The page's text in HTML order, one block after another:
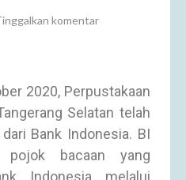
komentar
2020, Perpustakaan
Selatan telah
Bank Indonesia. BI
pojok bacaan yang
Indonesia melalui